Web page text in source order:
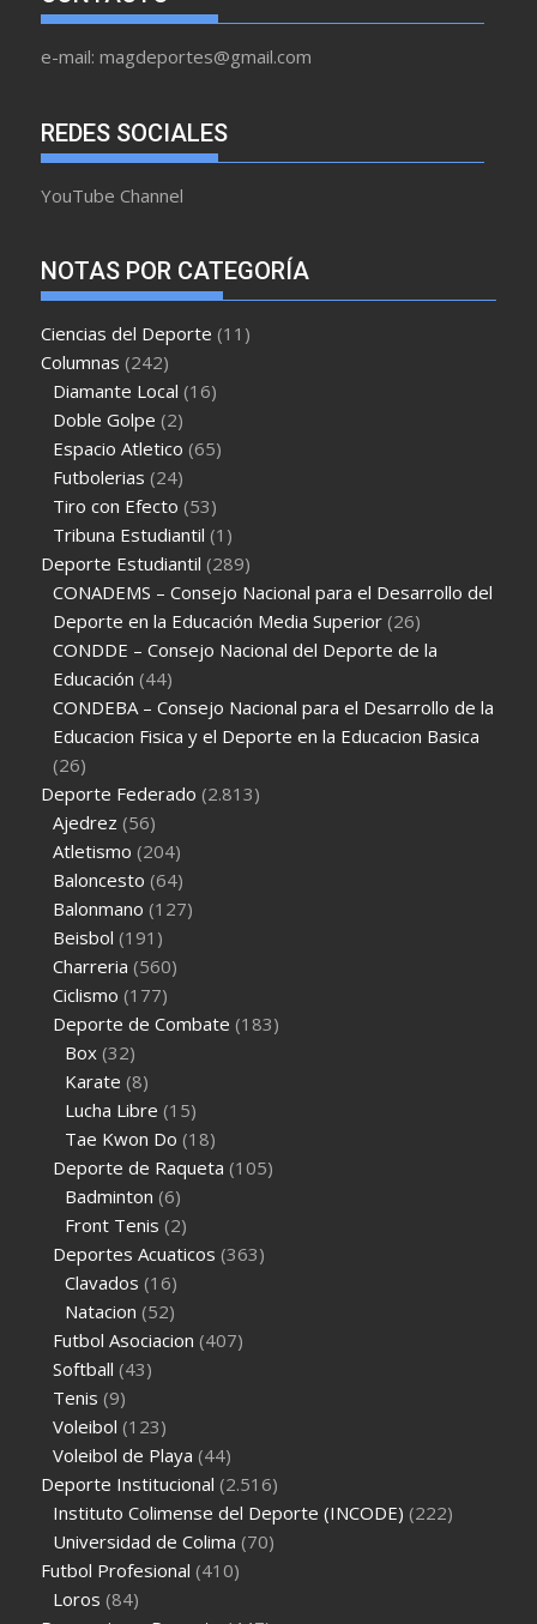
e-mail: magdeportes@gmail.com
REDES SOCIALES
YouTube Channel
NOTAS POR CATEGORÍA
Ciencias del Deporte (11)
Columnas (242)
Diamante Local (16)
Doble Golpe (2)
Espacio Atletico (65)
Futbolerias (24)
Tiro con Efecto (53)
Tribuna Estudiantil (1)
Deporte Estudiantil (289)
CONADEMS – Consejo Nacional para el Desarrollo del
Deporte en la Educación Media Superior (26)
CONDDE – Consejo Nacional del Deporte de la
Educación (44)
CONDEBA – Consejo Nacional para el Desarrollo de la
Educacion Fisica y el Deporte en la Educacion Basica
(26)
Deporte Federado (2.813)
Ajedrez (56)
Atletismo (204)
Baloncesto (64)
Balonmano (127)
Beisbol (191)
Charreria (560)
Ciclismo (177)
Deporte de Combate (183)
Box (32)
Karate (8)
Lucha Libre (15)
Tae Kwon Do (18)
Deporte de Raqueta (105)
Badminton (6)
Front Tenis (2)
Deportes Acuaticos (363)
Clavados (16)
Natacion (52)
Futbol Asociacion (407)
Softball (43)
Tenis (9)
Voleibol (123)
Voleibol de Playa (44)
Deporte Institucional (2.516)
Instituto Colimense del Deporte (INCODE) (222)
Universidad de Colima (70)
Futbol Profesional (410)
Loros (84)